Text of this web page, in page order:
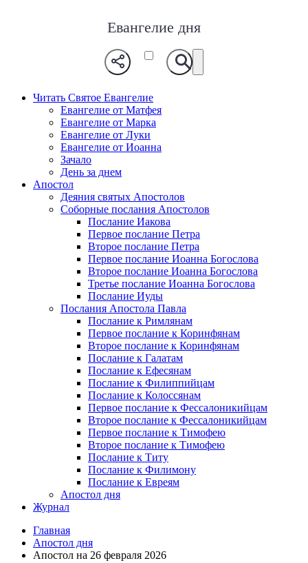
Евангелие дня
Читать Святое Евангелие
Евангелие от Матфея
Евангелие от Марка
Евангелие от Луки
Евангелие от Иоанна
Зачало
День за днем
Апостол
Деяния святых Апостолов
Соборные послания Апостолов
Послание Иакова
Первое послание Петра
Второе послание Петра
Первое послание Иоанна Богослова
Второе послание Иоанна Богослова
Третье послание Иоанна Богослова
Послание Иуды
Послания Апостола Павла
Послание к Римлянам
Первое послание к Коринфянам
Второе послание к Коринфянам
Послание к Галатам
Послание к Ефесянам
Послание к Филиппийцам
Послание к Колоссянам
Первое послание к Фессалоникийцам
Второе послание к Фессалоникийцам
Первое послание к Тимофею
Второе послание к Тимофею
Послание к Титу
Послание к Филимону
Послание к Евреям
Апостол дня
Журнал
Главная
Апостол дня
Апостол на 26 февраля 2026